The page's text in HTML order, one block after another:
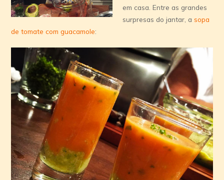
em casa. Entre as grandes
surpresas do jantar, asopa
de tomate com guacamole: